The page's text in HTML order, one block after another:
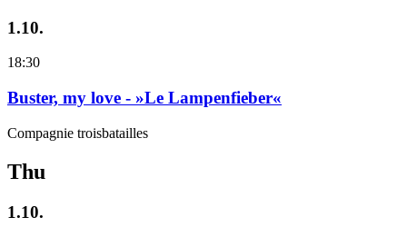
1.10.
18:30
Buster, my love - »Le Lampenfieber«
Compagnie troisbatailles
Thu
1.10.